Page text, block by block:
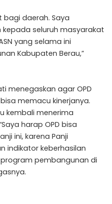
bagi daerah. Saya
seluruh masyarakat
yang selama ini
Kabupaten Berau,”
menegaskan agar OPD
memacu kinerjanya.
kembali menerima
harap OPD bisa
ini, karena Panji
indikator keberhasilan
pembangunan di